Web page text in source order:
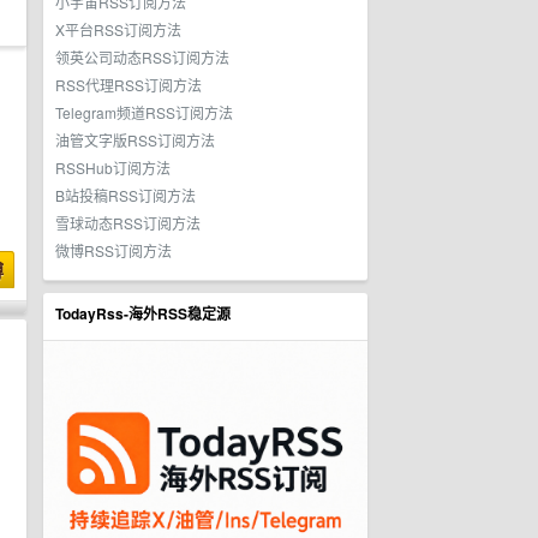
X平台RSS订阅方法
领英公司动态RSS订阅方法
RSS代理RSS订阅方法
Telegram频道RSS订阅方法
油管文字版RSS订阅方法
RSSHub订阅方法
B站投稿RSS订阅方法
雪球动态RSS订阅方法
微博RSS订阅方法
TodayRss-海外RSS稳定源